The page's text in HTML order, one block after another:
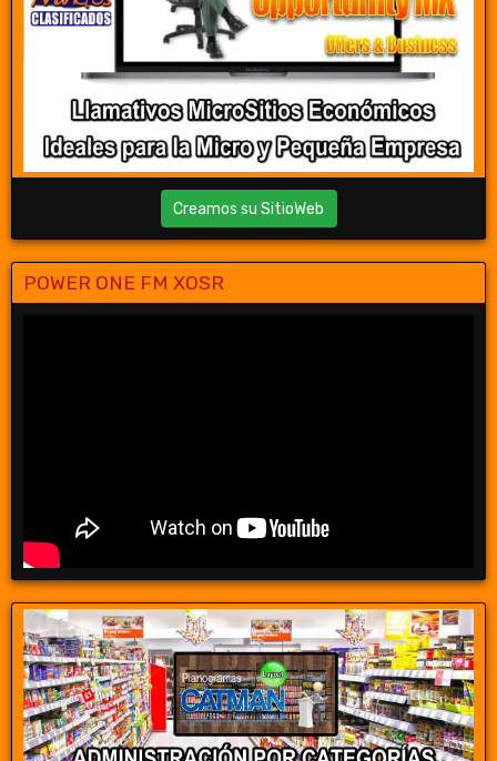
Creamos su SitioWeb
POWER ONE FM XOSR